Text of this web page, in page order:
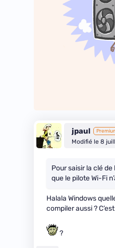
jpaul
Modifié le 8
Pour saisir la clé
que le pilote Wi-Fi
Halala Windows
compiler aussi ?
?